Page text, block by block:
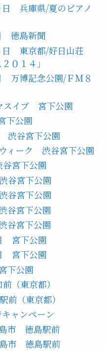
日 兵庫県/夏のピアノ
徳島新聞
日 東京都/好日山荘
０１４」
万博記念公園/ＦＭ８
スイブ 宮下公園
下公園
谷宮下公園
ィーク 渋谷宮下公園
宮下公園
宮下公園
宮下公園
宮下公園
宮下公園
宮下公園
宮下公園
下公園
（東京都）
（東京都）
ャンペーン
市 徳島駅前
市 徳島駅前